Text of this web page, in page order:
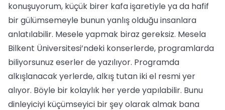
konuşuyorum, küçük birer kafa işaretiyle ya da hafif
bir gülümsemeyle bunun yanlış olduğu insanlara
anlatılabilir. Mesele yapmak biraz gereksiz. Mesela
Bilkent Üniversitesi’ndeki konserlerde, programlarda
biliyorsunuz eserler de yazılıyor. Programda
alkışlanacak yerlerde, alkış tutan iki el resmi yer
alıyor. Böyle bir kolaylık her yerde yapılabilir. Bunu
dinleyiciyi küçümseyici bir şey olarak almak bana